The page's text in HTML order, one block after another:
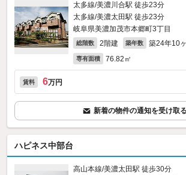
太多線/美濃川合駅 徒歩23分
太多線/美濃太田駅 徒歩23分
岐阜県美濃加茂市本郷町3丁目
総階数 2階建 築年数 築24年10
専有面積 76.82㎡
賃料 6万円
新着の物件の通知を受け取る
ハピネス中部台
高山本線/美濃太田駅 徒歩30分